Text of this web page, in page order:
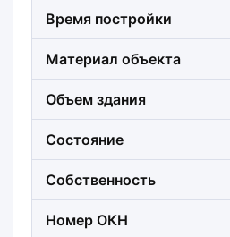
Время постройки
Материал объекта
Объем здания
Состояние
Собственность
Номер ОКН